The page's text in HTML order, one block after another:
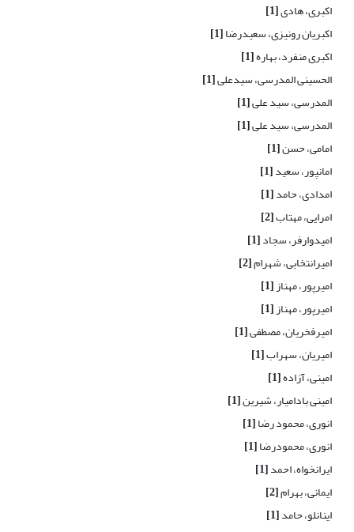
اکبری، هادی[1]
اکبریان رونیزی، سعیدرضا[1]
اکبری منفرد، بهاره[1]
الحسینی المدرسی، سیدعلی[1]
المدرسی، سید علی[1]
المدرسی، سید علی[1]
امامی، حسن[1]
امانپور، سعید[1]
امدادی، حامد[1]
امرایی، مهتاب[2]
امیدوارفر، سجاد[1]
امیرانتخابی، شهرام[2]
امیرپور، مهناز[1]
امیرپور، مهناز[1]
امیرفخریان، مصطفی[1]
امیریان، سهراب[1]
امینی، آزاده[1]
امینی بادامیار، شیرین[1]
انوری، محمود رضا[1]
انوری، محمودرضا[1]
ایرانخواه، احمد[1]
ایمانی، بهرام[2]
اینانلو، حامد[1]